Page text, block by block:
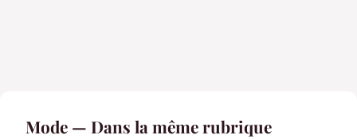
Mode — Dans la même rubrique